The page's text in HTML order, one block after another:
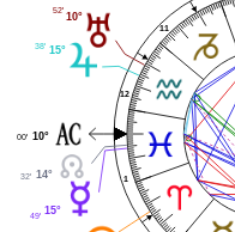
1
11
12
10°
52'
15°
38'
10°
00'
14°
32'
15°
49'